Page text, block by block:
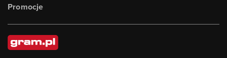
Promocje